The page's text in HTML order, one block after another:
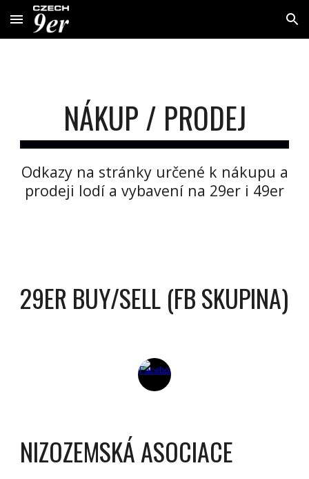
Skip to main content Skip to navigation
NÁKUP / PRODEJ
Odkazy na stránky určené k nákupu a
prodeji lodí a vybavení na 29er i 49er
29ER BUY/SELL (FB SKUPINA)
NIZOZEMSKÁ ASOCIACE